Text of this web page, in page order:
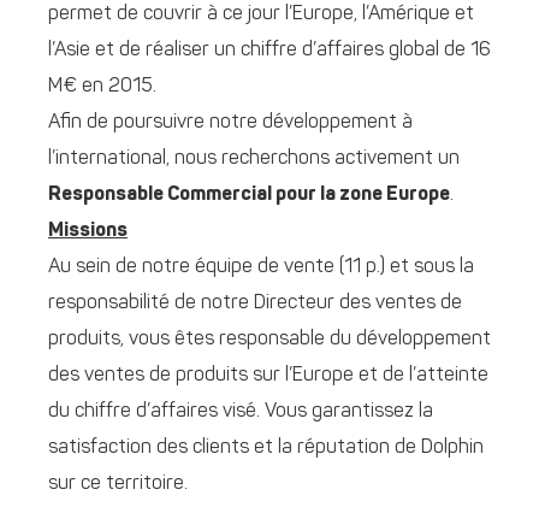
permet de couvrir à ce jour l’Europe, l’Amérique et
l’Asie et de réaliser un chiffre d’affaires global de 16
M€ en 2015.
Afin de poursuivre notre développement à
l’international, nous recherchons activement un
Responsable Commercial pour la zone Europe.
Missions
Au sein de notre équipe de vente (11 p.) et sous la
responsabilité de notre Directeur des ventes de
produits, vous êtes responsable du développement
des ventes de produits sur l’Europe et de l’atteinte
du chiffre d’affaires visé. Vous garantissez la
satisfaction des clients et la réputation de Dolphin
sur ce territoire.